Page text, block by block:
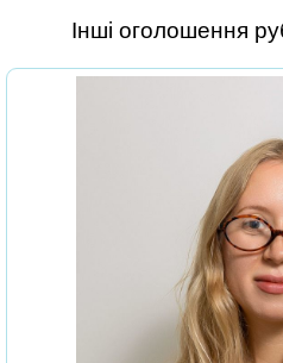
Інші оголошення